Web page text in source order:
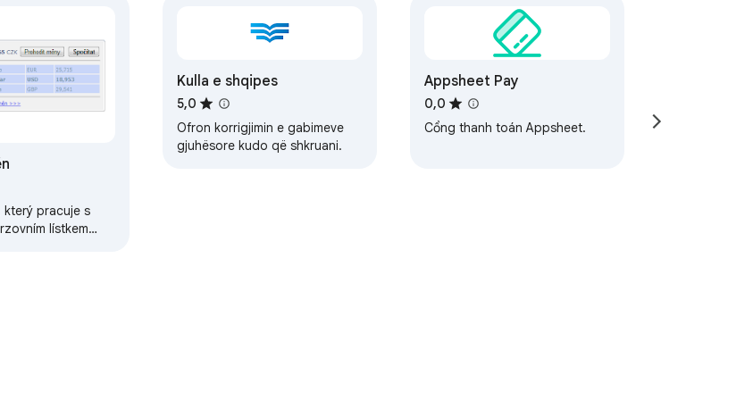
který pracuje s
lístkem
Kulla e shqipes
5,0
Ofron korrigjimin e gabimeve
gjuhësore kudo që shkruani.
Appsheet Pay
0,0
Cổng thanh toán Appsheet.